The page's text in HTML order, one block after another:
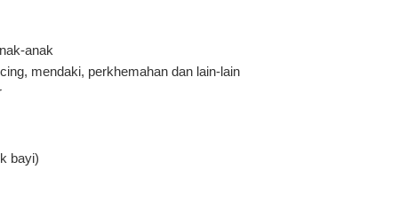
anak
mendaki, perkhemahan dan lain-lain
bayi)